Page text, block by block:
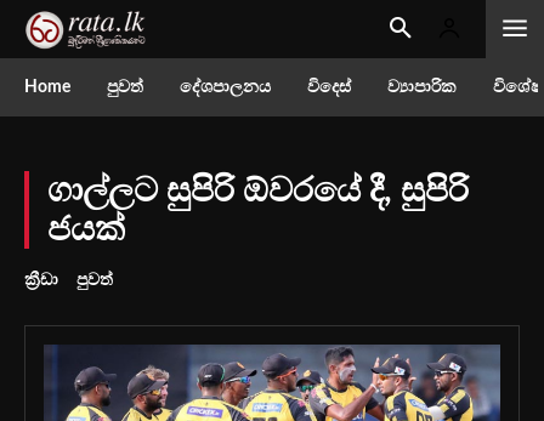
Home පුවත් දේශපාලනය විදෙස් ව්‍යාපාරික
ගාල්ලට සුපිරි ඕවරයේ දී, සුපිරි
ජයක්
ක්‍රීඩා පුවත්